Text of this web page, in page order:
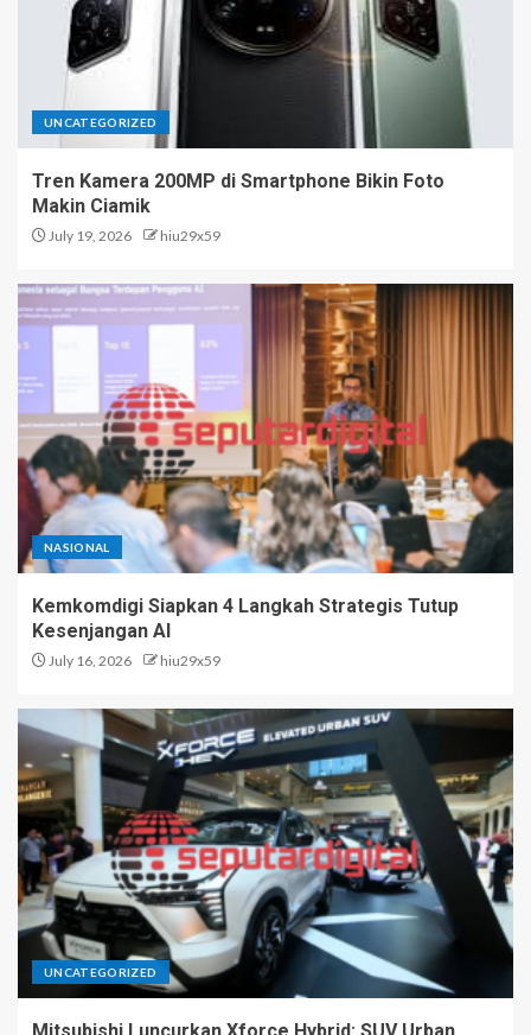
UNCATEGORIZED
Tren Kamera 200MP di Smartphone Bikin Foto
Makin Ciamik
July 19, 2026 hiu29x59
NASIONAL
Kemkomdigi Siapkan 4 Langkah Strategis Tutup
Kesenjangan AI
July 16, 2026 hiu29x59
UNCATEGORIZED